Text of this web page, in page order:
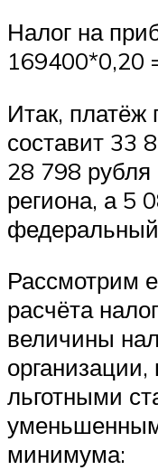
Налог на
169400*0,20
Итак, платёж
составит 33
28 798
региона, а 5
Рассмотрим
расчёта
величины
льготными
минимума: